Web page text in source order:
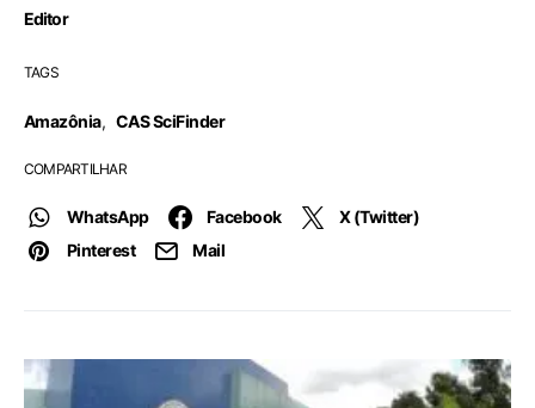
Editor
TAGS
Amazônia, CAS SciFinder
COMPARTILHAR
WhatsApp Facebook
X (Twitter)
Pinterest
Mail